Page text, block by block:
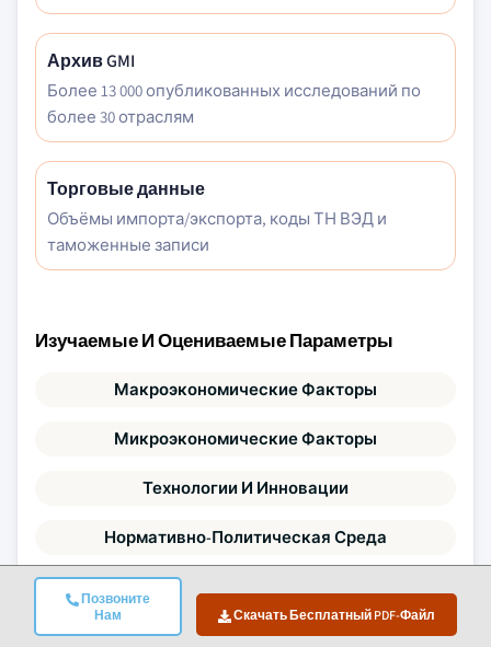
Позвоните
Нам
Скачать Бесплатный PDF-Файл
Архив GMI
Более 13 000 опубликованных исследований по
более 30 отраслям
Торговые данные
Объёмы импорта/экспорта, коды ТН ВЭД и
таможенные записи
Изучаемые И Оцениваемые Параметры
Макроэкономические Факторы
Микроэкономические Факторы
Технологии И Инновации
Нормативно-Политическая Среда
Анализ Цепочки Стоимости